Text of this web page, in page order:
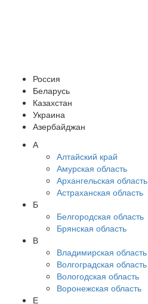
Россия
Беларусь
Казахстан
Украина
Азербайджан
А
Алтайский край
Амурская область
Архангельская область
Астраханская область
Б
Белгородская область
Брянская область
В
Владимирская область
Волгоградская область
Вологодская область
Воронежская область
Е